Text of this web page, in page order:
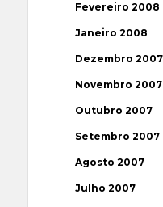
Fevereiro 2008
Janeiro 2008
Dezembro 2007
Novembro 2007
Outubro 2007
Setembro 2007
Agosto 2007
Julho 2007